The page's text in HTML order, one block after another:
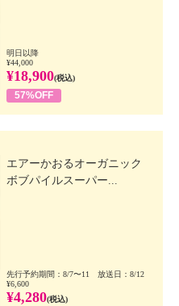
明日以降
¥44,000
¥18,900(税込)
57%OFF
エアーかおるオーガニック
ボブパイルスーパー...
先行予約期間：8/7〜11 放送日：8/12
¥6,600
¥4,280(税込)